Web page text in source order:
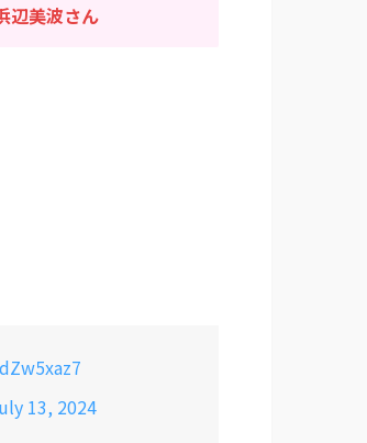
辺美波さん
13, 2024